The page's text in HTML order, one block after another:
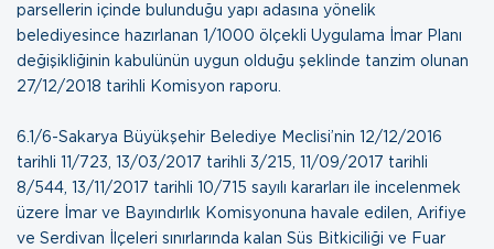
parsellerin içinde bulunduğu yapı adasına yönelik
belediyesince hazırlanan 1/1000 ölçekli Uygulama İmar Planı
değişikliğinin kabulünün uygun olduğu şeklinde tanzim olunan
27/12/2018 tarihli Komisyon raporu
6.1/6-Sakarya Büyükşehir Belediye Meclisi’nin 12/12/2016
tarihli 11/723, 13/03/2017 tarihli 3/215, 11/09/2017 tarihli
8/544, 13/11/2017 tarihli 10/715 sayılı kararları ile incelenmek
üzere İmar ve Bayındırlık Komisyonuna havale edilen, Arifiye
ve Serdivan İlçeleri sınırlarında kalan Süs Bitkiciliği ve Fuar